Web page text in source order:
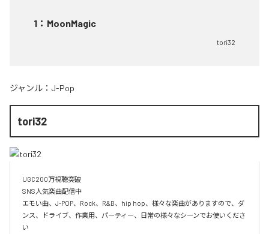
1 ： MoonMagic
tori32
ジャンル： J-Pop
tori32
UGC200万視聴突破
SNS人気楽曲配信中
エモい曲、J-POP、Rock、R&B、hip hop、様々な楽曲がありますので、ダ
ンス、ドライブ、作業用、パーティー、日常の様々なシーンでお使いくださ
い